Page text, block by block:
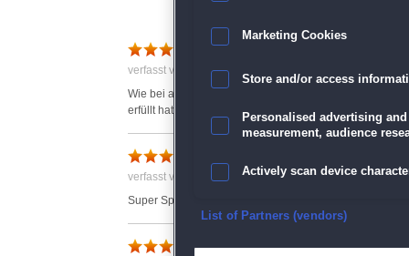
Tagelanger Spielespass
verfasst von Anonym am 22.11.2022 um 14:01
Wie bei allen Jewel Match-Sammlereditionen mehrere
erfüllt hat. Freue mich auf das nächste Jewel-Match.
verfasst von Brigitte am 22.11.2022 um 14:09
Super Spiel.
Super
Marketing Cookies
Store and/or access
Personalised advertising
measurement, audience
Actively scan device
Ensure security, prevent
List of Partners (vendors)